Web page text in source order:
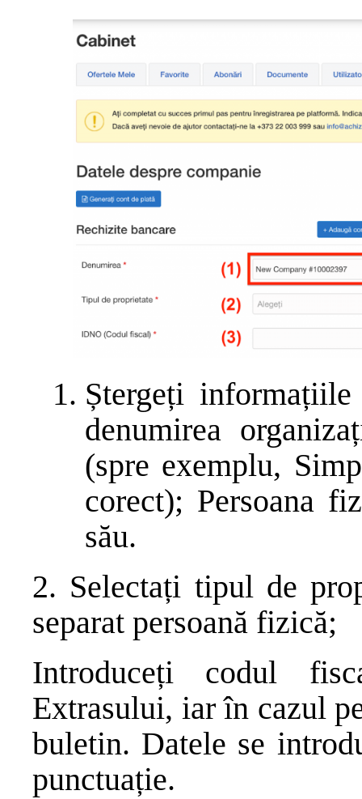
Ștergeți
denumirea
(spre exemplu,
corect); Persoana
său.
2. Selectați tipul de
separat persoană fizică;
Introduceți codul
Extrasului, iar în cazul
buletin. Datele se
punctuație.